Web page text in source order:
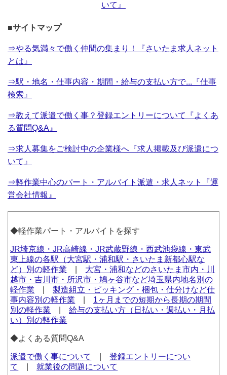
いて』
■サイトマップ
⇒やる気満々で働く仲間の集まり！『さいたま求人ネット
とは』
⇒駅・地名・仕事内容・期間・給与の支払い方で...『仕事
検索』
⇒教えて派遣で働く事？登録エントリーについて『よくあ
る質問Q&A』
⇒求人募集をご検討中の企業様へ『求人掲載及び派遣につ
いて』
⇒軽作業中心のパート・アルバイト派遣・求人ネット『運
営会社情報』
◆軽作業パート・アルバイトを探す
JR埼京線・JR高崎線・JR武蔵野線・西武池袋線・東武
東上線の各駅（大宮駅・浦和駅・さいたま新都心駅な
ど）別の軽作業
大宮・浦和などのさいたま市内・川
越市・吉川市・所沢市・鳩ヶ谷市など埼玉県内地名別の
軽作業 |製造組立・ピッキング・梱包・仕分けなど仕
事内容別の軽作業
1ヶ月までの短期から長期の期間
別の軽作業 |給与の支払い方（日払い・週払い・月払
い）別の軽作業
◆よくある質問Q&A
派遣で働く事について |登録エントリーについ
て
就業後の問題について